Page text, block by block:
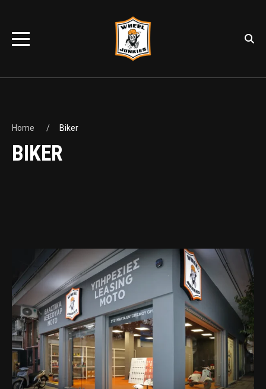
Home Biker
BIKER